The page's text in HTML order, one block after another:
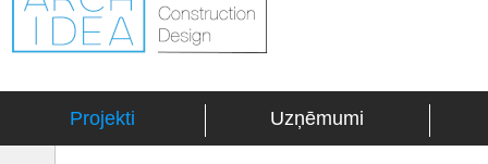
Projekti Uzņēmumi